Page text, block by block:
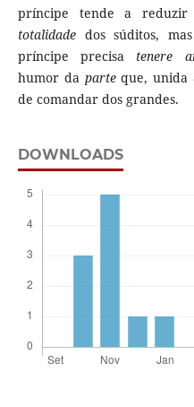
príncipe tende a
totalidadedos súditos,
príncipe precisa tenere
humor da parteque, unida
de comandar dos grandes.
DOWNLOADS